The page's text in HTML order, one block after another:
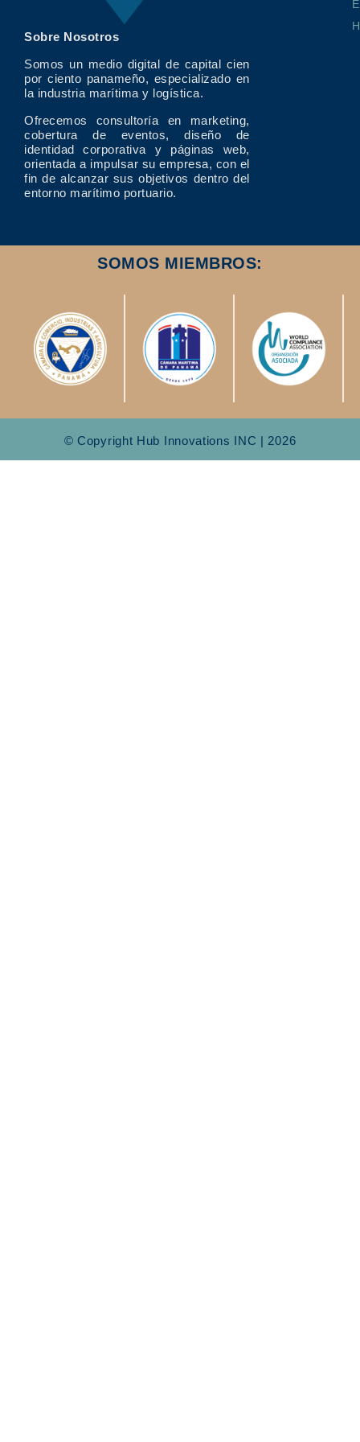
Sobre Nosotros
Somos un medio digital de capital cien
por ciento panameño, especializado en
la industria marítima y logística.
Ofrecemos consultoría en marketing,
cobertura de eventos, diseño de
identidad corporativa y páginas web,
orientada a impulsar su empresa, con el
fin de alcanzar sus objetivos dentro del
entorno marítimo portuario.
SOMOS MIEMBROS:
© Copyright Hub Innovations INC | 2026